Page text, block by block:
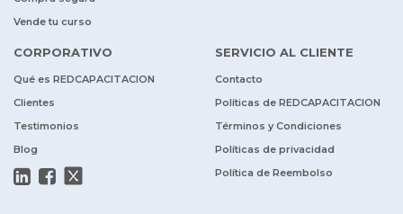
Vende tu curso
CORPORATIVO
Qué es REDCAPACITACION
Clientes
Testimonios
Blog
SERVICIO AL CLIENTE
Contacto
Políticas de REDCAPACITACION
Términos y Condiciones
Políticas de privacidad
Política de Reembolso